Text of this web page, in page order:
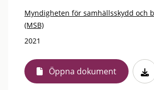
Myndigheten för samhällsskydd och
(MSB)
2021
Öppna dokument